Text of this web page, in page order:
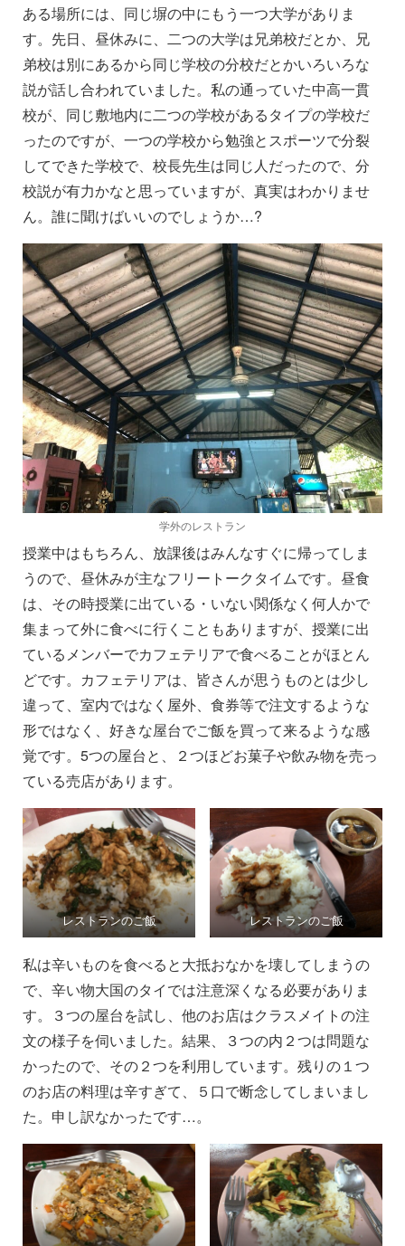
ある場所には、同じ塀の中にもう一つ大学がありま
す。先日、昼休みに、二つの大学は兄弟校だとか、兄
弟校は別にあるから同じ学校の分校だとかいろいろな
説が話し合われていました。私の通っていた中高一貫
校が、同じ敷地内に二つの学校があるタイプの学校だ
ったのですが、一つの学校から勉強とスポーツで分裂
してできた学校で、校長先生は同じ人だったので、分
校説が有力かなと思っていますが、真実はわかりませ
ん。誰に聞けばいいのでしょうか…?
学外のレストラン
授業中はもちろん、放課後はみんなすぐに帰ってしま
うので、昼休みが主なフリートークタイムです。昼食
は、その時授業に出ている・いない関係なく何人かで
集まって外に食べに行くこともありますが、授業に出
ているメンバーでカフェテリアで食べることがほとん
どです。カフェテリアは、皆さんが思うものとは少し
違って、室内ではなく屋外、食券等で注文するような
形ではなく、好きな屋台でご飯を買って来るような感
覚です。5つの屋台と、２つほどお菓子や飲み物を売っ
ている売店があります。
レストランのご飯 レストランのご飯
私は辛いものを食べると大抵おなかを壊してしまうの
で、辛い物大国のタイでは注意深くなる必要がありま
す。３つの屋台を試し、他のお店はクラスメイトの注
文の様子を伺いました。結果、３つの内２つは問題な
かったので、その２つを利用しています。残りの１つ
のお店の料理は辛すぎて、５口で断念してしまいまし
た。申し訳なかったです…。